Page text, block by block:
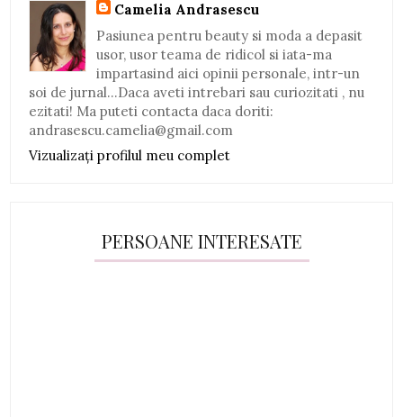
Camelia Andrasescu
Pasiunea pentru beauty si moda a depasit
usor, usor teama de ridicol si iata-ma
impartasind aici opinii personale, intr-un
soi de jurnal...Daca aveti intrebari sau curiozitati , nu
ezitati! Ma puteti contacta daca doriti:
andrasescu.camelia@gmail.com
Vizualizați profilul meu complet
PERSOANE INTERESATE